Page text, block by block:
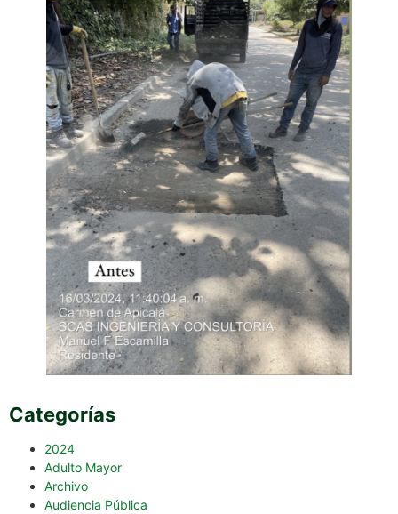
Categorías
2024
Adulto Mayor
Archivo
Audiencia Pública